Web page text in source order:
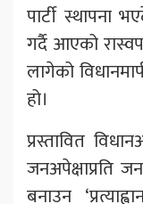
पार्टी स्थापना
गर्दै आएको
लागेको
हो।
प्रस्तावित
जनअपेक्षाप्रति
बनाउन